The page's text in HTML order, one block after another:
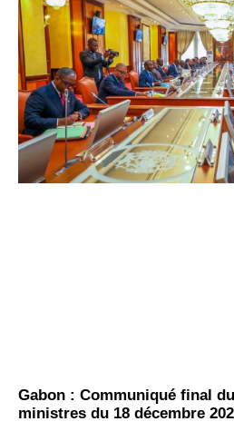
Gabon : Communiqué final
ministres du 18 décembre